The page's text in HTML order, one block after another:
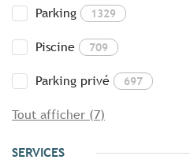
Parking 1329
Piscine 709
Parking privé 697
Tout afficher (7)
SERVICES